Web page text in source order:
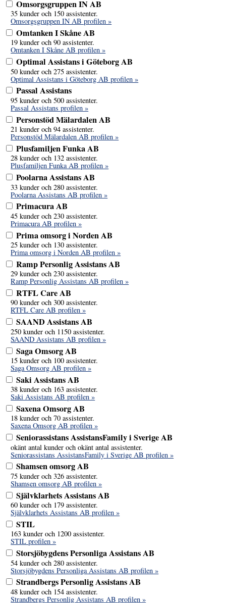
Omsorgsgruppen IN AB
35 kunder och 150 assistenter.
Omsorgsgruppen IN AB profilen »
Omtanken I Skåne AB
19 kunder och 90 assistenter.
Omtanken I Skåne AB profilen »
Optimal Assistans i Göteborg AB
50 kunder och 275 assistenter.
Optimal Assistans i Göteborg AB profilen »
Passal Assistans
95 kunder och 500 assistenter.
Passal Assistans profilen »
Personstöd Mälardalen AB
21 kunder och 94 assistenter.
Personstöd Mälardalen AB profilen »
Plusfamiljen Funka AB
28 kunder och 132 assistenter.
Plusfamiljen Funka AB profilen »
Poolarna Assistans AB
33 kunder och 280 assistenter.
Poolarna Assistans AB profilen »
Primacura AB
45 kunder och 230 assistenter.
Primacura AB profilen »
Prima omsorg i Norden AB
25 kunder och 130 assistenter.
Prima omsorg i Norden AB profilen »
Ramp Personlig Assistans AB
29 kunder och 230 assistenter.
Ramp Personlig Assistans AB profilen »
RTFL Care AB
90 kunder och 300 assistenter.
RTFL Care AB profilen »
SAAND Assistans AB
250 kunder och 1150 assistenter.
SAAND Assistans AB profilen »
Saga Omsorg AB
15 kunder och 100 assistenter.
Saga Omsorg AB profilen »
Saki Assistans AB
38 kunder och 163 assistenter.
Saki Assistans AB profilen »
Saxena Omsorg AB
18 kunder och 70 assistenter.
Saxena Omsorg AB profilen »
Seniorassistans AssistansFamily i Sverige AB
okänt antal kunder och okänt antal assistenter.
Seniorassistans AssistansFamily i Sverige AB profilen »
Shamsen omsorg AB
75 kunder och 326 assistenter.
Shamsen omsorg AB profilen »
Självklarhets Assistans AB
60 kunder och 179 assistenter.
Självklarhets Assistans AB profilen »
STIL
163 kunder och 1200 assistenter.
STIL profilen »
Storsjöbygdens Personliga Assistans AB
54 kunder och 280 assistenter.
Storsjöbygdens Personliga Assistans AB profilen »
Strandbergs Personlig Assistans AB
48 kunder och 154 assistenter.
Strandbergs Personlig Assistans AB profilen »